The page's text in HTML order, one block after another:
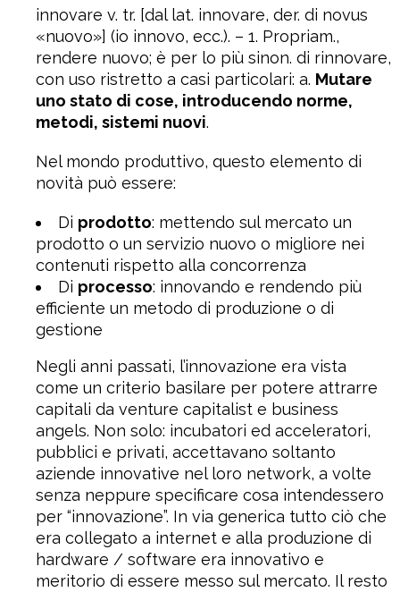
innovare v. tr. [dal lat. innovare, der. di novus
«nuovo»] (io innovo, ecc.). – 1. Propriam.,
rendere nuovo; è per lo più sinon. di rinnovare,
con uso ristretto a casi particolari: a. Mutare
uno stato di cose, introducendo norme,
metodi, sistemi nuovi.
Nel mondo produttivo, questo elemento di
novità può essere:
Di prodotto: mettendo sul mercato un
prodotto o un servizio nuovo o migliore nei
contenuti rispetto alla concorrenza
Di processo: innovando e rendendo più
efficiente un metodo di produzione o di
gestione
Negli anni passati, l’innovazione era vista
come un criterio basilare per potere attrarre
capitali da venture capitalist e business
angels. Non solo: incubatori ed acceleratori,
pubblici e privati, accettavano soltanto
aziende innovative nel loro network, a volte
senza neppure specificare cosa intendessero
per “innovazione”. In via generica tutto ciò che
era collegato a internet e alla produzione di
hardware / software era innovativo e
meritorio di essere messo sul mercato. Il resto